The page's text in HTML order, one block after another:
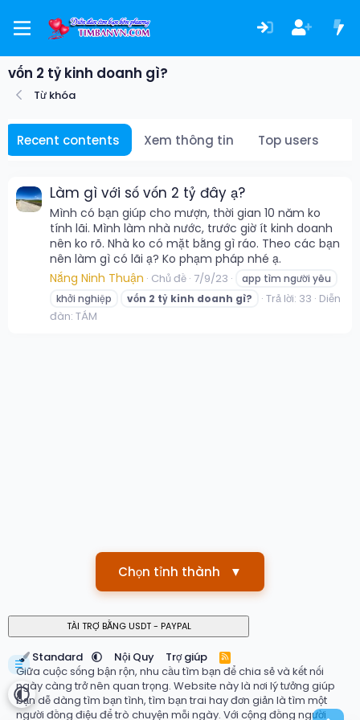
vốn 2 tỷ kinh doanh gì?
Từ khóa
Recent contents Xem thông tin Top users
Làm gì với số vốn 2 tỷ đây ạ?
Mình có bạn giúp cho mượn, thời gian 10 năm ko
tính lãi. Mình làm nhà nước, trước giờ ít kinh doanh
nên ko rõ. Nhà ko có mặt bằng gì ráo. Theo các bạn
nên làm gì có lãi ạ? Ko phạm pháp nhé ạ.
Nắng Ninh Thuận Chủ đề 7/9/23
app tìm người yêu
khởi nghiệp
vốn 2 tỷ kinh doanh gì? Trả lời: 33 Diễn
đàn: TÁM
Chọn tỉnh thành ▼
Standard Nội Quy Trợ giúp
R
S
S
Giữa cuộc sống bận rộn, nhu cầu tìm bạn để chia sẻ và kết nối
ngày càng trở nên quan trọng. Website này là nơi lý tưởng giúp
bạn dễ dàng tìm bạn tình, tìm bạn trai hay đơn giản là tìm một
người đồng điệu để trò chuyện mỗi ngày. Với cộng đồng người
☰